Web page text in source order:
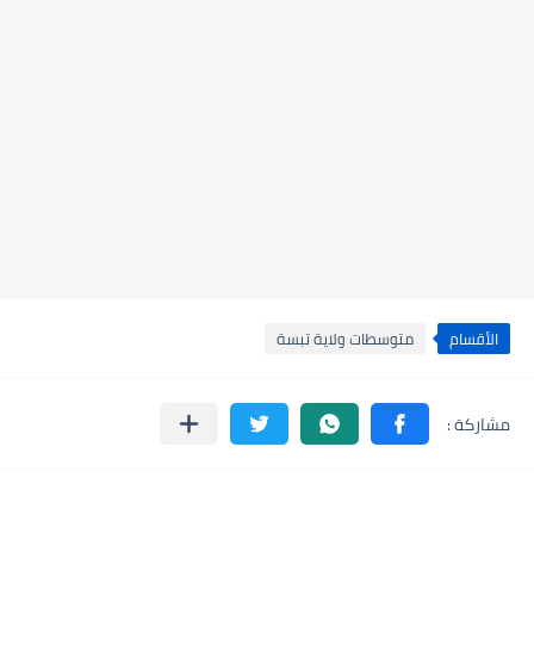
الأقسام متوسطات ولاية تبسة